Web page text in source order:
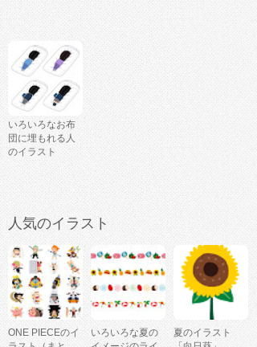
いろいろなお布
団に埋もれる人
のイラスト
人気のイラスト
ONE PIECEのイ
いろいろな夏の
夏のイラスト